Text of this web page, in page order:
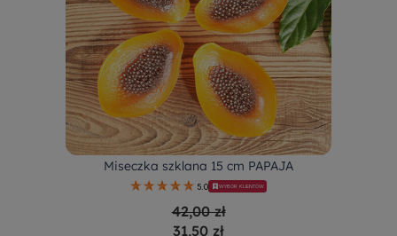
Miseczka szklana 15 cm PAPAJA
5.0 WYBÓR KLIENTÓW
42,00 zł
31,50 zł